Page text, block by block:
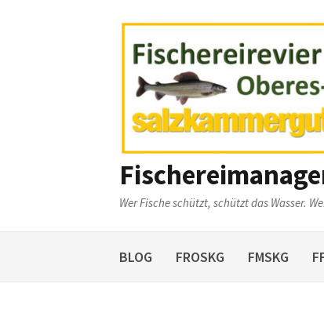
Wer Fische schützt, schützt das Wasser.
BLOG FROSKG FMSKG